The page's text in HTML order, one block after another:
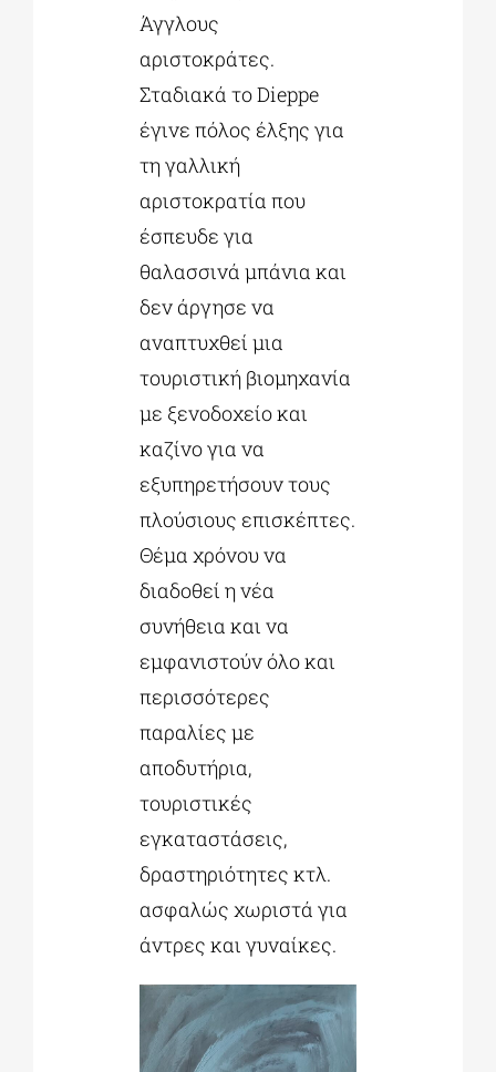
Άγγλους
αριστοκράτες.
Σταδιακά το Dieppe
έγινε πόλος έλξης για
τη γαλλική
αριστοκρατία που
έσπευδε για
θαλασσινά μπάνια και
δεν άργησε να
αναπτυχθεί μια
τουριστική βιομηχανία
με ξενοδοχείο και
καζίνο για να
εξυπηρετήσουν τους
πλούσιους επισκέπτες.
Θέμα χρόνου να
διαδοθεί η νέα
συνήθεια και να
εμφανιστούν όλο και
περισσότερες
παραλίες με
αποδυτήρια,
τουριστικές
εγκαταστάσεις,
δραστηριότητες κτλ.
ασφαλώς χωριστά για
άντρες και γυναίκες.